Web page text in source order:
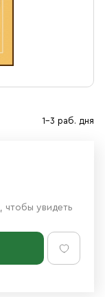
1-3 раб. дня
, чтобы увидеть